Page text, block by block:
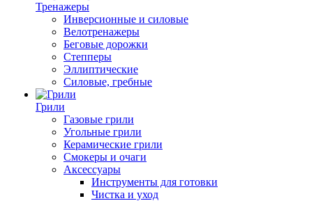
Тренажеры
Инверсионные и силовые
Велотренажеры
Беговые дорожки
Степперы
Эллиптические
Силовые, гребные
Грили
Газовые грили
Угольные грили
Керамические грили
Смокеры и очаги
Аксессуары
Инструменты для готовки
Чистка и уход